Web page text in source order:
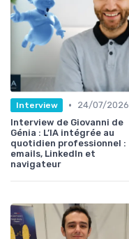
Interview •
24/07/2026
Interview de Giovanni de
Génia : L’IA intégrée au
quotidien professionnel :
emails, LinkedIn et
navigateur